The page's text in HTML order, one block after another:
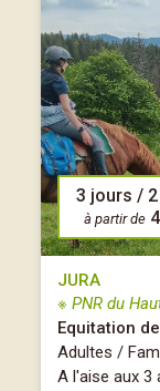
3 jours /
à partir de
JURA
※ PNR du
Equitation
Adultes /
A l'aise aux 3